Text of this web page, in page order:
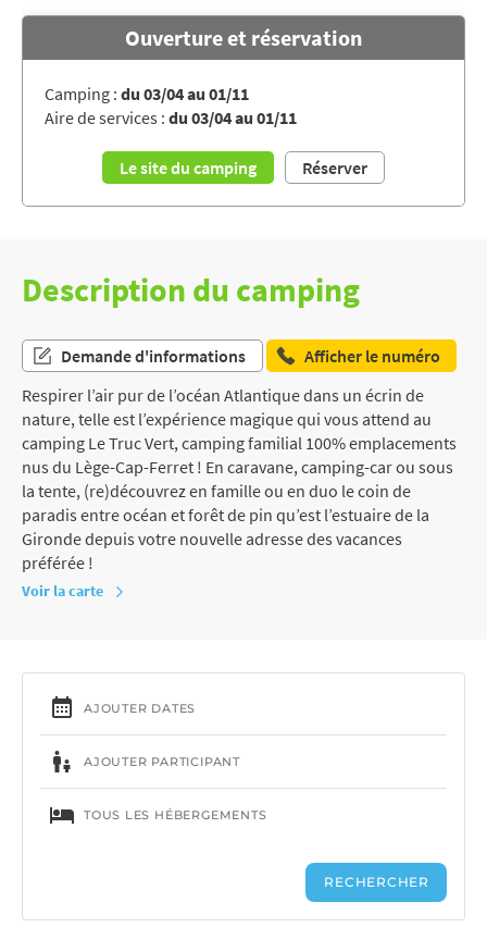
Le camping TRUC VERT, Gironde
Ouverture et réservation
Camping : du 03/04 au 01/11
Aire de services : du 03/04 au 01/11
Le site du camping Réserver
Description du camping
Demande d'informations
Afficher le numéro
Respirer l’air pur de l’océan Atlantique dans un écrin de
nature, telle est l’expérience magique qui vous attend au
camping Le Truc Vert, camping familial 100% emplacements
nus du Lège-Cap-Ferret ! En caravane, camping-car ou sous
la tente, (re)découvrez en famille ou en duo le coin de
paradis entre océan et forêt de pin qu’est l’estuaire de la
Gironde depuis votre nouvelle adresse des vacances
préférée !
Voir la carte